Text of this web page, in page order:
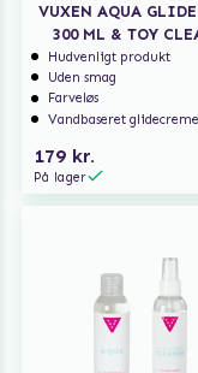
VUXEN AQUA
300 ML & TOY
150ML
Hudvenligt produkt
Uden smag
Farveløs
Vandbaseret glidecreme
179 kr.
På lager